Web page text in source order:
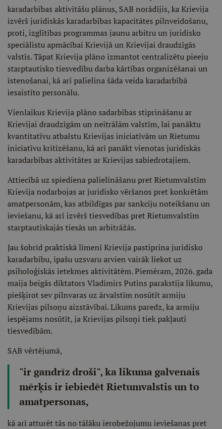
karadarbības aktivitāšu plānus, SAB norādījis, ka Krievija
izvērš juridiskās karadarbības kapacitātes pilnveidošanu,
proti, izglītības programmas jaunu arbitru un juridisko
speciālistu apmācībai Krievijā un Krievijai draudzīgās
valstīs. Tāpat Krievija plāno izmantot centralizētu pieeju
starptautisko tiesvedību darba kārtības organizēšanai un
īstenošanai, kā arī palielina šāda veida karadarbībā
iesaistīto personālu.
Vienlaikus Krievija plāno sadarbības stiprināšanu ar
Krievijai draudzīgām un neitrālām valstīm, lai panāktu
kvantitatīvu atbalstu Krievijas iniciatīvām un Rietumu
iniciatīvu kritizēšanu, kā arī panākt vienotas juridiskās
karadarbības aktivitātes ar Krievijas sabiedrotajiem.
Attiecībā uz spiediena palielināšanu pret Rietumvalstīm
Krievija nodarbojas ar juridisko vēršanos pret konkrētām
amatpersonām, kas atbildīgas par sankciju noteikšanu un
ieviešanu, kā arī izvērš tiesvedības pret Rietumvalstīm
starptautiskajās tiesās un arbitrāžās.
Jau šobrīd praktiskā līmenī Krievija pastiprina juridisko
karadarbību, īpašu uzsvaru arvien vairāk liekot uz
psiholoģiskās ietekmes aktivitātēm. Piemēram, 2026. gada
maija beigās diktators Vladimirs Putins parakstīja likumu,
piešķirot sev pilnvaras uz ārvalstīm nosūtīt armiju
Krievijas pilsoņu aizstāvībai. Likums paredz, ka armiju
iespējams nosūtīt, ja Krievijas pilsoņi tiek pakļauti
tiesvedībām.
SAB vērtējumā,
"ir gandrīz droši", ka likuma galvenais
mērķis ir iebiedēt Rietumvalstis un to
amatpersonas,
kā arī atturēt tās no tālāku ierobežojumu ieviešanas pret